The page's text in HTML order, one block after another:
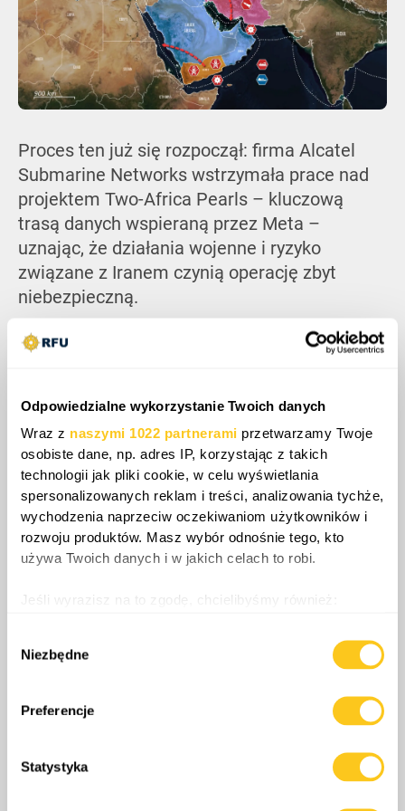
Odpowiedzialne wykorzystanie Twoich danych
Wraz z naszymi 1022 partnerami przetwarzamy Twoje
osobiste dane, np. adres IP, korzystając z takich
technologii jak pliki cookie, w celu wyświetlania
spersonalizowanych reklam i treści, analizowania tychże,
wychodzenia naprzeciw oczekiwaniom użytkowników i
rozwoju produktów. Masz wybór odnośnie tego, kto
używa Twoich danych i w jakich celach to robi.
Jeśli wyrazisz na to zgodę, chcielibyśmy również:
geograficznej z dokładnością nawet do kilku metrów
(fingerprinting, czyli wirtualny odcisk palca)
dane są przetwarzane oraz ustaw własne preferencje w
sekcji szczegółów
. W Deklaracji plików cookie możesz
zgody
Niezbędne
Preferencje
Statystyka
Proces ten już się rozpoczął: firma Alcatel
Submarine Networks wstrzymała prace nad
projektem Two-Africa Pearls – kluczową
trasą danych wspieraną przez Meta –
uznając, że działania wojenne i ryzyko
związane z Iranem czynią operację zbyt
niebezpieczną.
doprowadzić do niekontrolowanej eskalacji.
korporacji, co wywołałoby zdecydowaną
reakcję polityczną, militarną i gospodarczą
społeczności międzynarodowej przeciwko
reżimowi w Teheranie. Zniszczenie